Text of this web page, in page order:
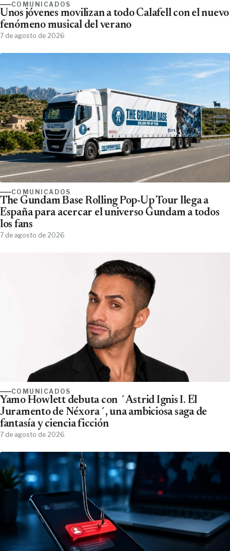
COMUNICADOS
Unos jóvenes movilizan a todo Calafell con el nuevo
fenómeno musical del verano
7 de agosto de 2026
COMUNICADOS
The Gundam Base Rolling Pop-Up Tour llega a
España para acercar el universo Gundam a todos
los fans
7 de agosto de 2026
COMUNICADOS
Yamo Howlett debuta con ´Astrid Ignis I. El
Juramento de Néxora´, una ambiciosa saga de
fantasía y ciencia ficción
7 de agosto de 2026